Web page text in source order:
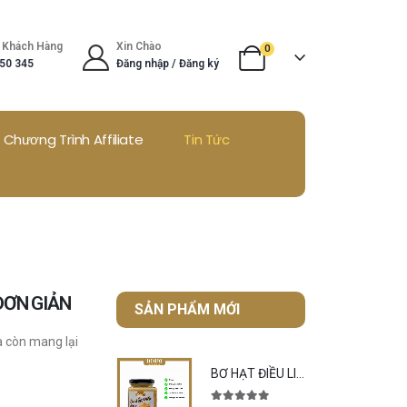
Hàng
345
Xin Chào
Đăng nhập / Đăng ký
0
Chương Trình Affiliate Tin Tức
GIẢN
còn mang lại
SẢN PHẨM MỚI